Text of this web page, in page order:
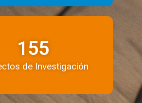
155
de Investigación